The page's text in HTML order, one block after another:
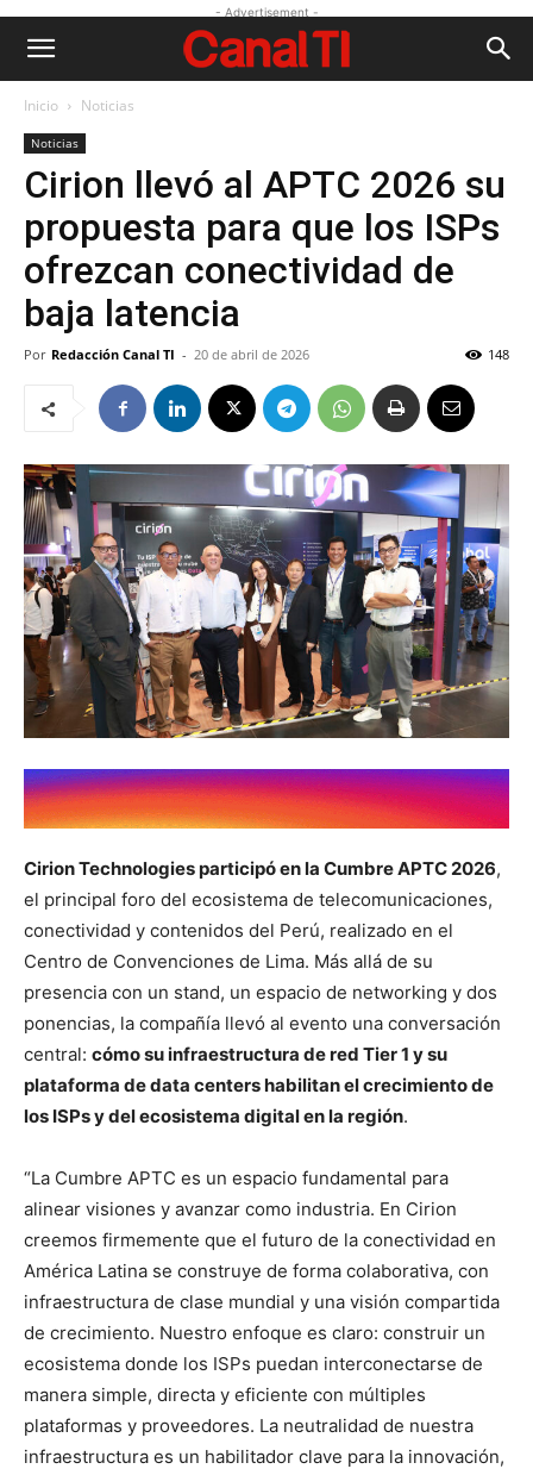
- Advertisement -
Inicio Noticias
Noticias
Cirion llevó al APTC 2026 su
propuesta para que los ISPs
ofrezcan conectividad de
baja latencia
Por Redacción Canal TI - 20 de abril de 2026 148
Cirion Technologies participó en la Cumbre APTC 2026,
el principal foro del ecosistema de telecomunicaciones,
conectividad y contenidos del Perú, realizado en el
Centro de Convenciones de Lima. Más allá de su
presencia con un stand, un espacio de networking y dos
ponencias, la compañía llevó al evento una conversación
central: cómo su infraestructura de red Tier 1 y su
plataforma de data centers habilitan el crecimiento de
los ISPs y del ecosistema digital en la región.
“La Cumbre APTC es un espacio fundamental para
alinear visiones y avanzar como industria. En Cirion
creemos firmemente que el futuro de la conectividad en
América Latina se construye de forma colaborativa, con
infraestructura de clase mundial y una visión compartida
de crecimiento. Nuestro enfoque es claro: construir un
ecosistema donde los ISPs puedan interconectarse de
manera simple, directa y eficiente con múltiples
plataformas y proveedores. La neutralidad de nuestra
infraestructura es un habilitador clave para la innovación,